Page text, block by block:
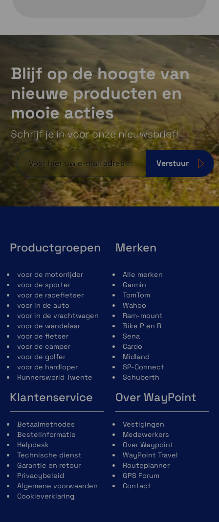
Blijf op de hoogte van
nieuwe producten en
mooie acties
Schrijf je in voor onze nieuwsbrief!
Verstuur
Productgroepen
voor de motorrijder
voor de sporter
voor de racefietser
voor in de auto
voor in de vrachtwagen
voor de wandelaar
voor de fietser
voor de camper
voor de golfer
voor de hardloper
Runnersworld Twente
Merken
Alle merken
Garmin
TomTom
Wahoo
Ram-mount
Bike P en R
Sena
Cardo
Midland
SP-Connect
Schuberth
Klantenservice
Betaalmethodes
Bestelinformatie
Helpdesk
Technische dienst
Garantie en retour
Privacybeleid
Algemene voorwaarden
Cookieverklaring
Over WayPoint
Vestigingen
Medewerkers
Over Waypoint
WayPoint Travel
Routeplanner
GPS Forum
Contact